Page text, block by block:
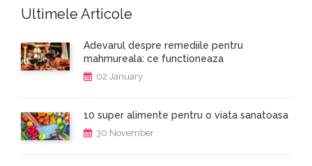
Ultimele Articole
Adevarul despre remediile pentru
mahmureala: ce functioneaza
02 January
10 super alimente pentru o viata sanatoasa
30 November